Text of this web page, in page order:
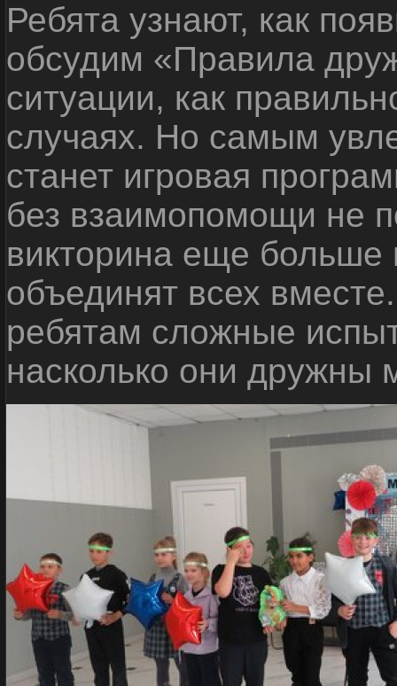
Ребята узнают, как
обсудим «Правила
ситуации, как
случаях. Но самым
станет игровая
без взаимопомощи не
викторина еще
объединят всех
ребятам сложные
насколько они дружны